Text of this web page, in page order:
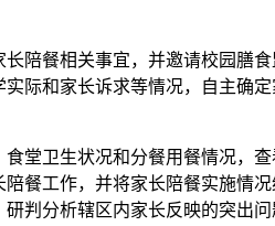
餐相关事宜，并邀请校园膳
际和家长诉求等情况，自主确
卫生状况和分餐用餐情况，查
餐工作，并将家长陪餐实施情
判分析辖区内家长反映的突出